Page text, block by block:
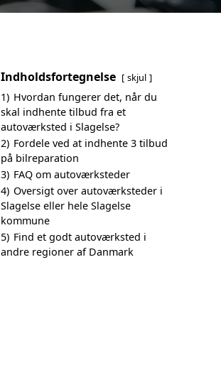
Indholdsfortegnelse skjul
1) Hvordan fungerer det, når du
skal indhente tilbud fra et
autoværksted i Slagelse?
2) Fordele ved at indhente 3 tilbud
på bilreparation
3) FAQ om autoværksteder
4) Oversigt over autoværksteder i
Slagelse eller hele Slagelse
kommune
5) Find et godt autoværksted i
andre regioner af Danmark